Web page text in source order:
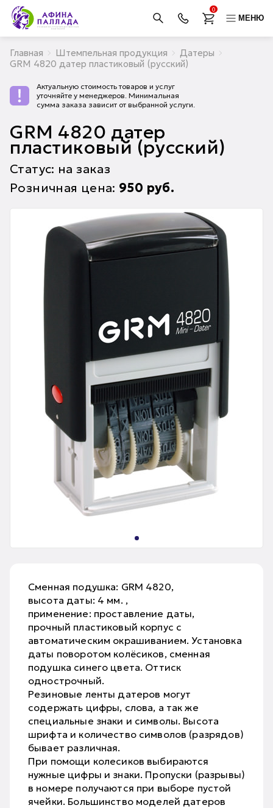
0
МЕНЮ
Главная Штемпельная продукция
Датеры
GRM 4820 датер пластиковый (русский)
Актуальную стоимость товаров и услуг
уточняйте у менеджеров. Минимальная
сумма заказа зависит от выбранной услуги.
GRM 4820 датер
пластиковый (русский)
Статус: на заказ
Розничная цена: 950 руб.
Сменная подушка: GRM 4820,
высота даты: 4 мм. ,
применение: проставление даты,
прочный пластиковый корпус с
автоматическим окрашиванием. Установка
даты поворотом колёсиков, сменная
подушка синего цвета. Оттиск
однострочный.
Резиновые ленты датеров могут
содержать цифры, слова, а так же
специальные знаки и символы. Высота
шрифта и количество символов (разрядов)
бывает различная.
При помощи колесиков выбираются
нужные цифры и знаки. Пропуски (разрывы)
в номере получаются при выборе пустой
ячейки. Большинство моделей датеров